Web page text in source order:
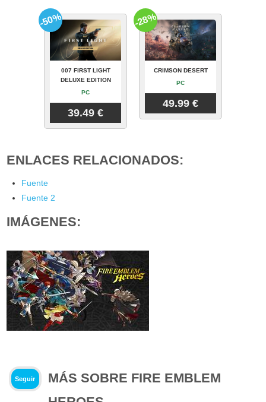
007 FIRST LIGHT
DELUXE EDITION
PC
39.49 €
-50%
CRIMSON DESERT
PC
49.99 €
-28%
ENLACES RELACIONADOS:
Fuente
Fuente 2
IMÁGENES:
Seguir
MÁS SOBRE FIRE EMBLEM